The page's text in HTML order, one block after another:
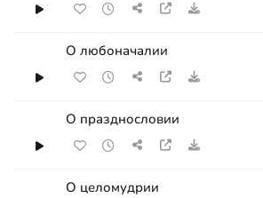
О любоначалии
О празднословии
О целомудрии